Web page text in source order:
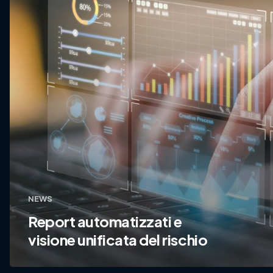
NEWS
Report automatizzati e
visione unificata del rischio